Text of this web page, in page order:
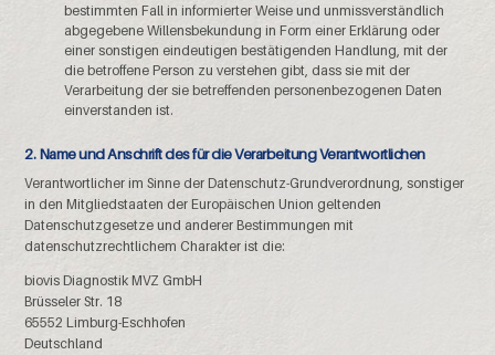
bestimmten Fall in informierter Weise und unmissverständlich
abgegebene Willensbekundung in Form einer Erklärung oder
einer sonstigen eindeutigen bestätigenden Handlung, mit der
die betroffene Person zu verstehen gibt, dass sie mit der
Verarbeitung der sie betreffenden personenbezogenen Daten
einverstanden ist.
2. Name und Anschrift des für die Verarbeitung Verantwortlichen
Verantwortlicher im Sinne der Datenschutz-Grundverordnung, sonstiger
in den Mitgliedstaaten der Europäischen Union geltenden
Datenschutzgesetze und anderer Bestimmungen mit
datenschutzrechtlichem Charakter ist die:
biovis Diagnostik MVZ GmbH
Brüsseler Str. 18
65552 Limburg-Eschhofen
Deutschland